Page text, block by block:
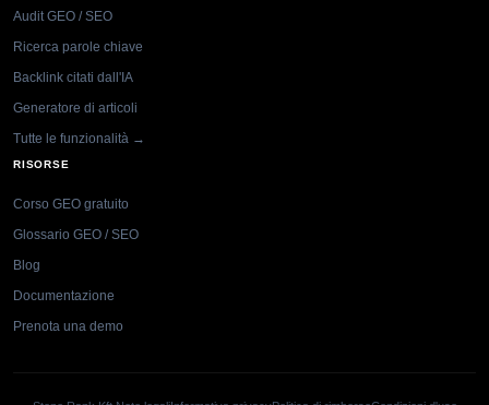
Audit GEO / SEO
Ricerca parole chiave
Backlink citati dall'IA
Generatore di articoli
Tutte le funzionalità →
RISORSE
Corso GEO gratuito
Glossario GEO / SEO
Blog
Documentazione
Prenota una demo